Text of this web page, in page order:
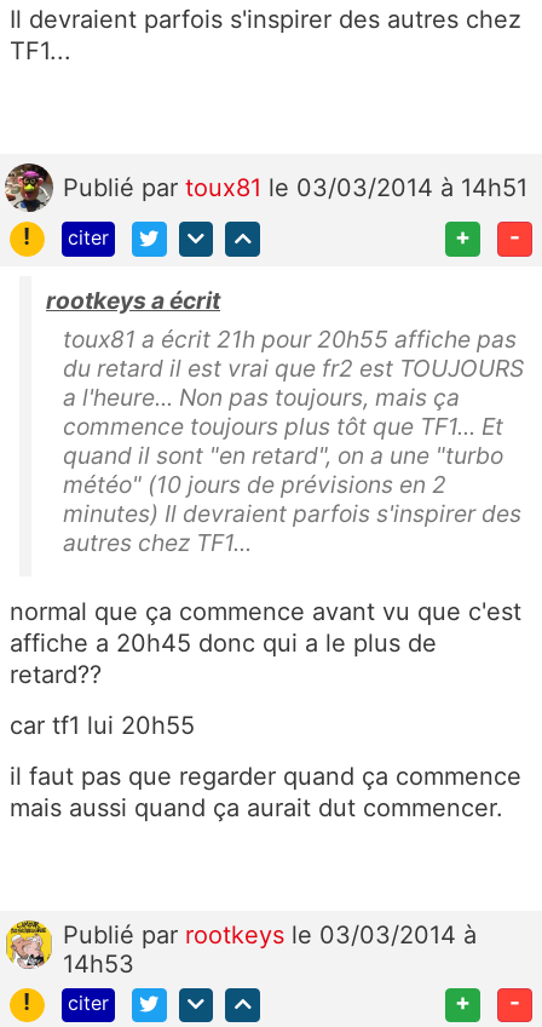
Il devraient parfois s'inspirer des autres chez
TF1...
Publié par toux81 le 03/03/2014 à 14h51
!
citer + -
rootkeys a écrit
toux81 a écrit 21h pour 20h55 affiche pas
du retard il est vrai que fr2 est TOUJOURS
a l'heure... Non pas toujours, mais ça
commence toujours plus tôt que TF1... Et
quand il sont "en retard", on a une "turbo
météo" (10 jours de prévisions en 2
minutes) Il devraient parfois s'inspirer des
autres chez TF1...
normal que ça commence avant vu que c'est
affiche a 20h45 donc qui a le plus de
retard??
car tf1 lui 20h55
il faut pas que regarder quand ça commence
mais aussi quand ça aurait dut commencer.
Publié par rootkeys le 03/03/2014 à
14h53
!
citer + -